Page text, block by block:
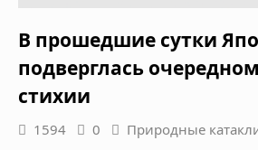
В прошедшие сутки
подверглась
стихии
1594 0 Природные